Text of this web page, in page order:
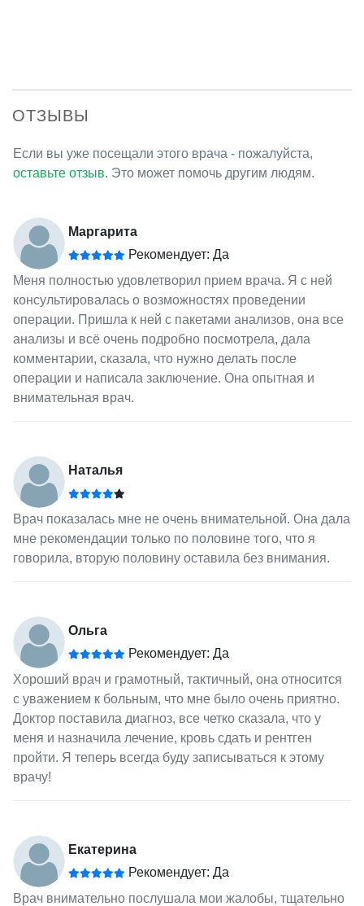
ОТЗЫВЫ
Если вы уже посещали этого врача - пожалуйста,
оставьте отзыв. Это может помочь другим людям.
Маргарита
Рекомендует: Да
Меня полностью удовлетворил прием врача. Я с ней
консультировалась о возможностях проведении
операции. Пришла к ней с пакетами анализов, она все
анализы и всё очень подробно посмотрела, дала
комментарии, сказала, что нужно делать после
операции и написала заключение. Она опытная и
внимательная врач.
Наталья
Врач показалась мне не очень внимательной. Она дала
мне рекомендации только по половине того, что я
говорила, вторую половину оставила без внимания.
Ольга
Рекомендует: Да
Хороший врач и грамотный, тактичный, она относится
с уважением к больным, что мне было очень приятно.
Доктор поставила диагноз, все четко сказала, что у
меня и назначила лечение, кровь сдать и рентген
пройти. Я теперь всегда буду записываться к этому
врачу!
Екатерина
Рекомендует: Да
Врач внимательно послушала мои жалобы, тщательно